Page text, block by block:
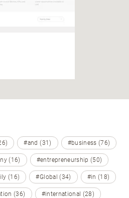
#and (31) #business (76)
(16) #entrepreneurship (50)
(16) #Global (34) #in (18)
(36) #international (28)